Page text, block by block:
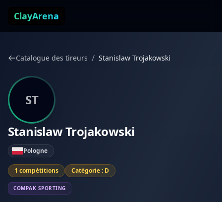
ClayArena
Catalogue des tireurs / Stanislaw Trojakowski
ST
Stanislaw Trojakowski
Pologne
1 compétitions Catégorie : D
COMPAK SPORTING